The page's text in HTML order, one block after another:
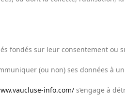
fondés sur leur consentement ou
(ou non) ses données à
info.com/ s’engage à